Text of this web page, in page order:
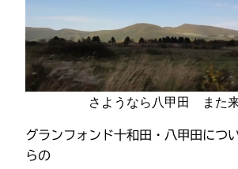
さようなら八甲田 また
グランフォンド十和田・八甲田につ
らの